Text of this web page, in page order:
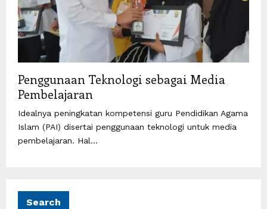
Penggunaan Teknologi sebagai Media
Pembelajaran
Idealnya peningkatan kompetensi guru Pendidikan Agama
Islam (PAI) disertai penggunaan teknologi untuk media
pembelajaran. Hal...
Search